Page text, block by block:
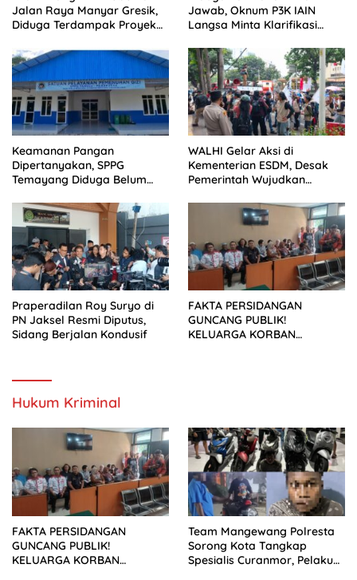
Jalan Raya Manyar Gresik,
Diduga Terdampak Proyek
Jawab, Oknum P3K IAIN
Langsa Minta Klarifikasi
Keamanan Pangan
Dipertanyakan, SPPG
Temayang Diduga Belum
WALHI Gelar Aksi di
Kementerian ESDM, Desak
Pemerintah Wujudkan
Praperadilan Roy Suryo di
PN Jaksel Resmi Diputus,
Sidang Berjalan Kondusif
FAKTA PERSIDANGAN
GUNCANG PUBLIK!
KELUARGA KORBAN
Hukum Kriminal
FAKTA PERSIDANGAN
GUNCANG PUBLIK!
KELUARGA KORBAN
Team Mangewang Polresta
Sorong Kota Tangkap
Spesialis Curanmor, Pelaku